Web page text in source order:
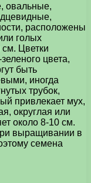
овальные,
расположены
голых
Цветки
цвета,
быть
иногда
трубок,
привлекает мух,
округлая или
около 8-10 см.
выращивании в
семена